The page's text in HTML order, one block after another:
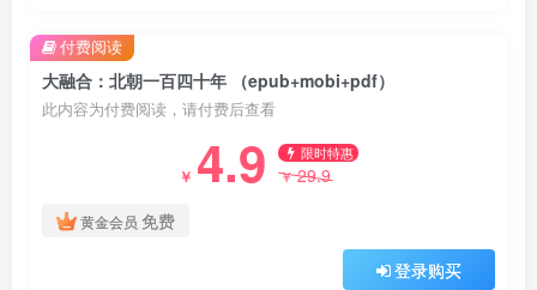
大融合：北朝一百四十年 （epub+mobi+pdf）
此内容为付费阅读，请付费后查看
￥ 4.9 限时特惠
￥29.9
黄金会员 免费
登录购买
付费阅读